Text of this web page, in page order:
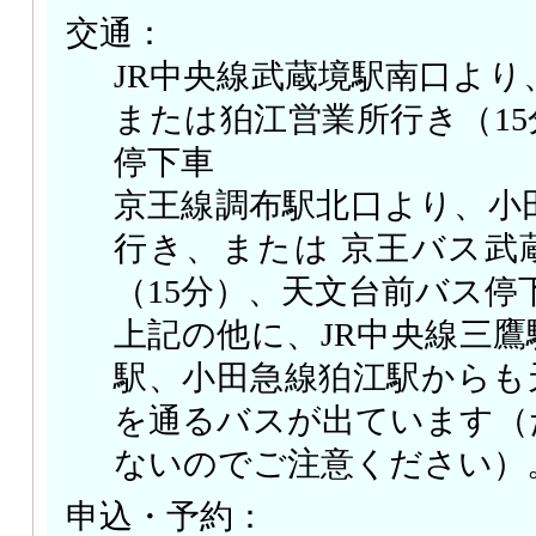
交通：
JR中央線武蔵境駅南口よ
または狛江営業所行き（
停下車
京王線調布駅北口より、小
行き、または 京王バス武
（15分）、天文台前バス停
上記の他に、JR中央線三
駅、小田急線狛江駅から
を通るバスが出ています
ないのでご注意ください）
申込・予約：